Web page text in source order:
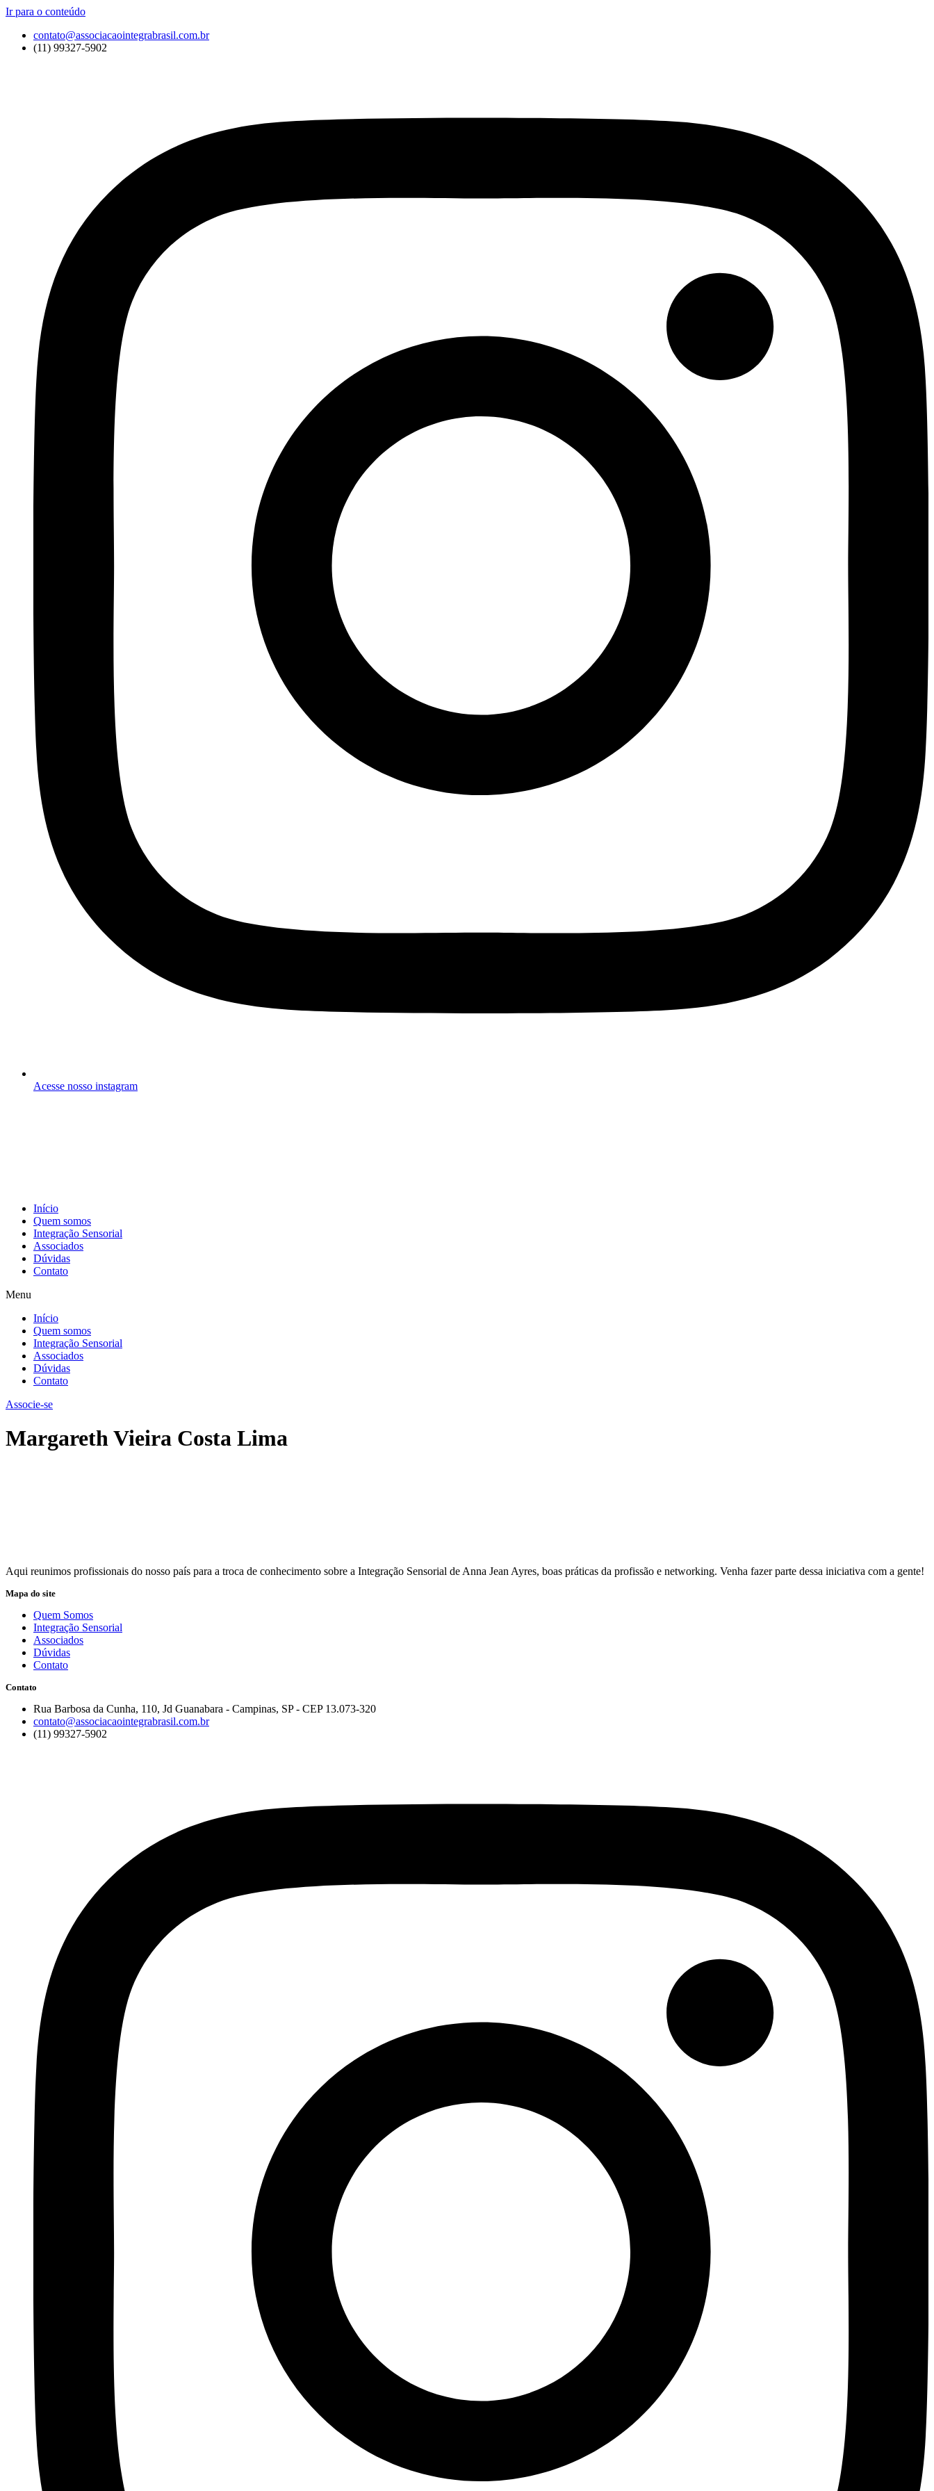
Ir para o conteúdo
contato@associacaointegrabrasil.com.br
(11) 99327-5902
Acesse nosso instagram
Início
Quem somos
Integração Sensorial
Associados
Dúvidas
Contato
Menu
Início
Quem somos
Integração Sensorial
Associados
Dúvidas
Contato
Associe-se
Margareth Vieira Costa Lima
Aqui reunimos profissionais do nosso país para a troca de conhecimento sobre a Integração Sensorial de Anna Jean Ayres, boas práticas da profissão e networking. Venha fazer parte dessa iniciativa com a gente!
Mapa do site
Quem Somos
Integração Sensorial
Associados
Dúvidas
Contato
Contato
Rua Barbosa da Cunha, 110, Jd Guanabara - Campinas, SP - CEP 13.073-320
contato@associacaointegrabrasil.com.br
(11) 99327-5902